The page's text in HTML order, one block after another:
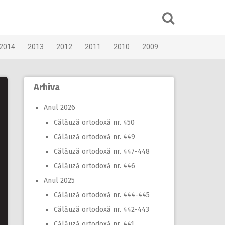
2013 2012 2011 2010 2009
Arhiva
Anul 2026
Călăuză ortodoxă nr. 450
Călăuză ortodoxă nr. 449
Călăuză ortodoxă nr. 447-448
Călăuză ortodoxă nr. 446
Anul 2025
Călăuză ortodoxă nr. 444-445
Călăuză ortodoxă nr. 442-443